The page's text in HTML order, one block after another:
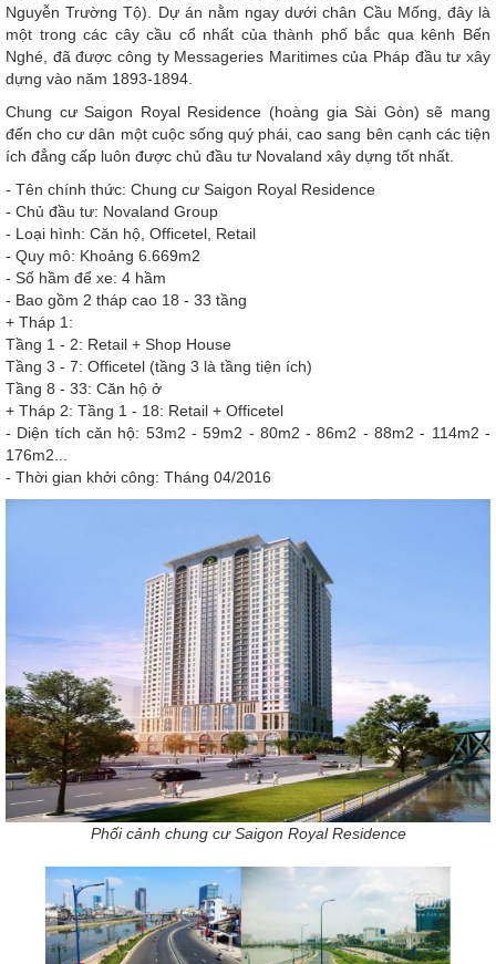
Nguyễn Trường Tộ). Dự án nằm ngay dưới chân Cầu Mống, đây là
một trong các cây cầu cổ nhất của thành phố bắc qua kênh Bến
Nghé, đã được công ty Messageries Maritimes của Pháp đầu tư xây
dựng vào năm 1893-1894.
Chung cư Saigon Royal Residence (hoàng gia Sài Gòn) sẽ mang
đến cho cư dân một cuộc sống quý phái, cao sang bên cạnh các tiện
ích đẳng cấp luôn được chủ đầu tư Novaland xây dựng tốt nhất.
- Tên chính thức: Chung cư Saigon Royal Residence
- Chủ đầu tư: Novaland Group
- Loại hình: Căn hộ, Officetel, Retail
- Quy mô: Khoảng 6.669m2
- Số hầm để xe: 4 hầm
- Bao gồm 2 tháp cao 18 - 33 tầng
+ Tháp 1:
Tầng 1 - 2: Retail + Shop House
Tầng 3 - 7: Officetel (tầng 3 là tầng tiện ích)
Tầng 8 - 33: Căn hộ ở
+ Tháp 2: Tầng 1 - 18: Retail + Officetel
- Diện tích căn hộ: 53m2 - 59m2 - 80m2 - 86m2 - 88m2 - 114m2 -
176m2...
- Thời gian khởi công: Tháng 04/2016
Phối cảnh chung cư Saigon Royal Residence